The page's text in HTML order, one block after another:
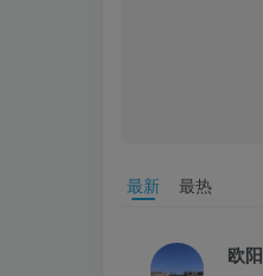
最新 最热
欧阳